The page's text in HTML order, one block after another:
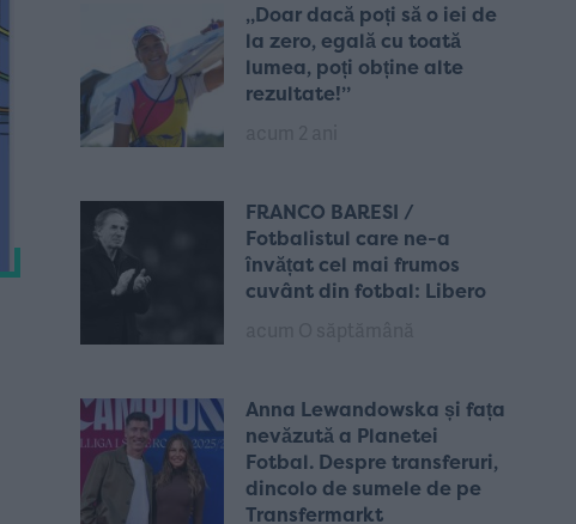
„Doar dacă poți să o iei de
la zero, egală cu toată
lumea, poți obține alte
rezultate!”
FRANCO BARESI /
Fotbalistul care ne-a
învățat cel mai frumos
cuvânt din fotbal: Libero
Anna Lewandowska și fața
nevăzută a Planetei
Fotbal. Despre transferuri,
dincolo de sumele de pe
Transfermarkt